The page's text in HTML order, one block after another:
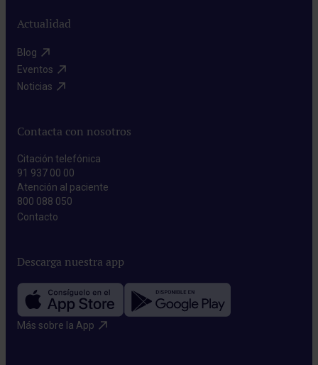
Actualidad
Blog​
Eventos​
Noticias​
Contacta con nosotros
Citación telefónica
91 937 00 00
Atención al paciente
800 088 050
Contacto​
Descarga nuestra app
Más sobre la App​